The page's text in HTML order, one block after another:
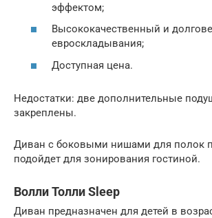
эффектом;
Высококачественный и
евроскладывания;
Доступная цена.
Недостатки: две дополнительные
закреплены.
Диван с боковыми нишами для полок
подойдет для зонирования гостиной.
Волли Толли Sleep
Диван предназначен для детей в